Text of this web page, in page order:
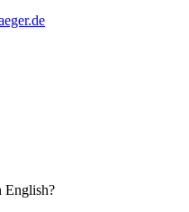
English?